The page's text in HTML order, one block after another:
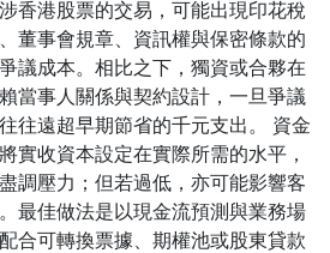
香港股票的交易，可能出現印花稅
董事會規章、資訊權與保密條款的
議成本。相比之下，獨資或合夥在
當事人關係與契約設計，一旦爭議
往遠超早期節省的千元支出。 資金
實收資本設定在實際所需的水平，
調壓力；但若過低，亦可能影響客
最佳做法是以現金流預測與業務場
合可轉換票據、期權池或股東貸款